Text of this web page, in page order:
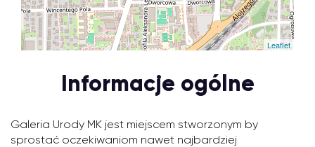
Leaflet
Informacje ogólne
Galeria Urody MK jest miejscem stworzonym by
sprostać oczekiwaniom nawet najbardziej